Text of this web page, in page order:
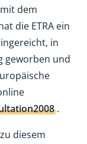
dem
die ETRA ein
in
geworben und
.
diesem